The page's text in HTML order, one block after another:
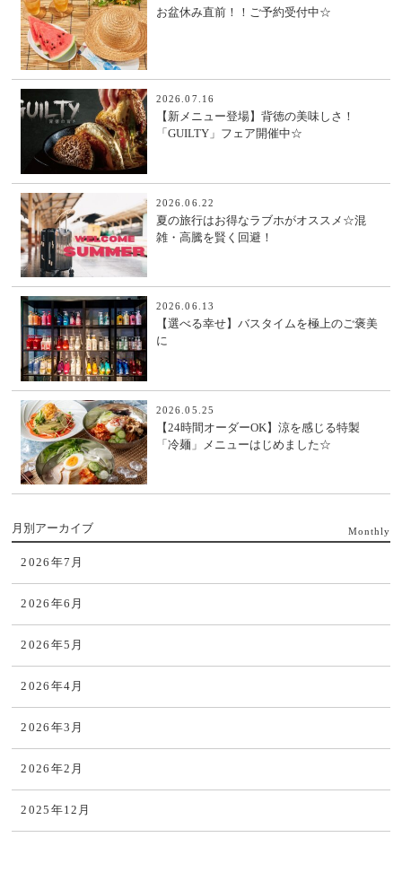
お盆休み直前！！ご予約受付中☆
2026.07.16
【新メニュー登場】背徳の美味しさ！
「GUILTY」フェア開催中☆
2026.06.22
夏の旅行はお得なラブホがオススメ☆混
雑・高騰を賢く回避！
2026.06.13
【選べる幸せ】バスタイムを極上のご褒美
に
2026.05.25
【24時間オーダーOK】涼を感じる特製
「冷麺」メニューはじめました☆
月別アーカイブ Monthly
2026年7月
2026年6月
2026年5月
2026年4月
2026年3月
2026年2月
2025年12月